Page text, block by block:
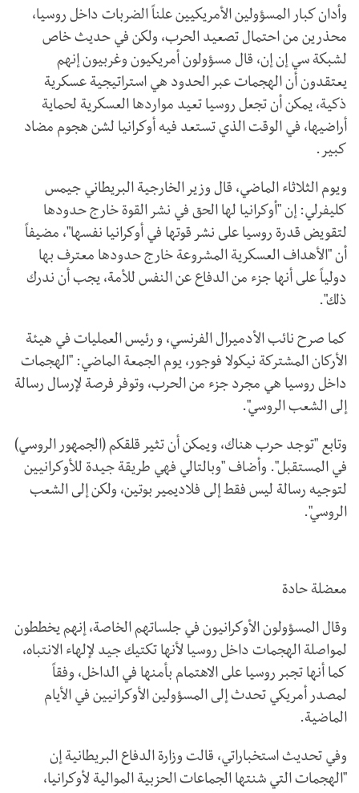
وأدان كبار المسؤولين الأمريكيين علناً الضربات داخل روسيا،
محذرين من احتمال تصعيد الحرب، ولكن في حديث خاص
لشبكة سي إن إن، قال مسؤولون أمريكيون وغربيون إنهم
يعتقدون أن الهجمات عبر الحدود هي استراتيجية عسكرية
ذكية، يمكن أن تجعل روسيا تعيد مواردها العسكرية لحماية
أراضيها، في الوقت الذي تستعد فيه أوكرانيا لشن هجوم مضاد
كبير.
ويوم الثلاثاء الماضي، قال وزير الخارجية البريطاني جيمس
كليفرلي: إن "أوكرانيا لها الحق في نشر القوة خارج حدودها
لتقويض قدرة روسيا على نشر قوتها في أوكرانيا نفسها"، مضيفاً
أن "الأهداف العسكرية المشروعة خارج حدودها معترف بها
دولياً على أنها جزء من الدفاع عن النفس للأمة، يجب أن ندرك
ذلك".
كما صرح نائب الأدميرال الفرنسي، و رئيس العمليات في هيئة
الأركان المشتركة نيكولا فوجور، يوم الجمعة الماضي: "الهجمات
داخل روسيا هي مجرد جزء من الحرب، وتوفر فرصة لإرسال رسالة
إلى الشعب الروسي".
وتابع "توجد حرب هناك، ويمكن أن تثير قلقكم (الجمهور الروسي)
في المستقبل". وأضاف "وبالتالي فهي طريقة جيدة للأوكرانيين
لتوجيه رسالة ليس فقط إلى فلاديمير بوتين، ولكن إلى الشعب
الروسي".
معضلة حادة
وقال المسؤولون الأوكرانيون في جلساتهم الخاصة، إنهم يخططون
لمواصلة الهجمات داخل روسيا لأنها تكتيك جيد لإلهاء الانتباه،
كما أنها تجبر روسيا على الاهتمام بأمنها في الداخل، وفقاً
لمصدر أمريكي تحدث إلى المسؤولين الأوكرانيين في الأيام
الماضية.
وفي تحديث استخباراتي، قالت وزارة الدفاع البريطانية إن
"الهجمات التي شنتها الجماعات الحزبية الموالية لأوكرانيا،